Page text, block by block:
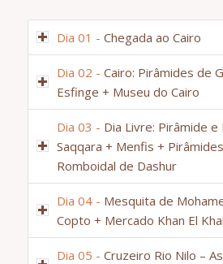
Dia 01 - Chegada ao Cairo
Dia 02 - Cairo: Pirâmides de
Esfinge + Museu do Cairo
Dia 03 - Dia Livre: Pirâmide
Saqqara + Menfis +
Romboidal de Dashur
Dia 04 - Mesquita de
Copto + Mercado Khan El
Dia 05 - Cruzeiro Rio Nilo –